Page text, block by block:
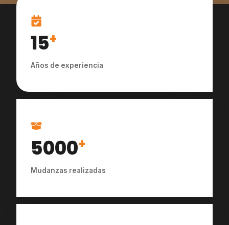
15+
Años de experiencia
5000+
Mudanzas realizadas